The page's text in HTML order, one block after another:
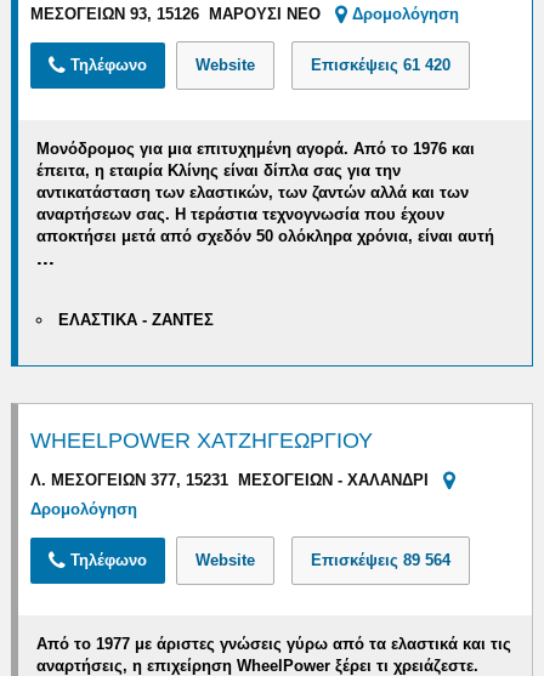
ΜΕΣΟΓΕΙΩΝ 93, 15126 ΜΑΡΟΥΣΙ ΝΕΟ Δρομολόγηση
Τηλέφωνο Website Επισκέψεις61 420
Μονόδρομος για μια επιτυχημένη αγορά.Από το 1976 και
έπειτα, η εταιρία Κλίνης είναι δίπλα σαςγια την
αντικατάστασητων ελαστικών, των ζαντών αλλά και των
αναρτήσεων σας. Η τεράστια τεχνογνωσία που έχουν
αποκτήσει μετά από σχεδόν 50 ολόκληρα χρόνια, είναι αυτή
...
ΕΛΑΣΤΙΚΑ - ΖΑΝΤΕΣ
WHEELPOWER ΧΑΤΖΗΓΕΩΡΓΙΟΥ
Λ. ΜΕΣΟΓΕΙΩΝ 377, 15231 ΜΕΣΟΓΕΙΩΝ - ΧΑΛΑΝΔΡΙ
Δρομολόγηση
Τηλέφωνο Website Επισκέψεις89 564
Από το 1977 με άριστες γνώσεις γύρω από τα ελαστικά και τις
αναρτήσεις, η επιχείρηση WheelPower ξέρει τι χρειάζεστε.